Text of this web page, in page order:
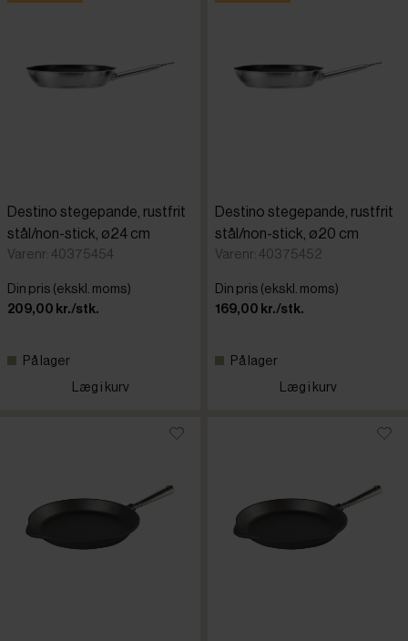
Destino stegepande, rustfrit
stål/non-stick, ø24 cm
Varenr: 40375454
Din pris (ekskl. moms)
209,00 kr./stk.
På lager
Læg i kurv
Destino stegepande, rustfrit
stål/non-stick, ø20 cm
Varenr: 40375452
Din pris (ekskl. moms)
169,00 kr./stk.
På lager
Læg i kurv